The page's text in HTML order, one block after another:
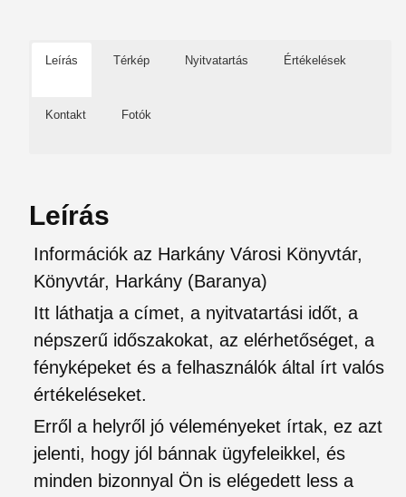
Leírás Térkép Nyitvatartás Értékelések
Kontakt Fotók
Leírás
Információk az Harkány Városi Könyvtár,
Könyvtár, Harkány (Baranya)
Itt láthatja a címet, a nyitvatartási időt, a
népszerű időszakokat, az elérhetőséget, a
fényképeket és a felhasználók által írt valós
értékeléseket.
Erről a helyről jó véleményeket írtak, ez azt
jelenti, hogy jól bánnak ügyfeleikkel, és
minden bizonnyal Ön is elégedett less a